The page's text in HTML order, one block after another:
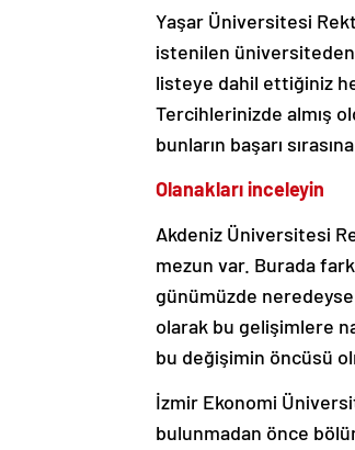
Yaşar Üniversitesi
istenilen üniversiteden
listeye dahil ettiğiniz
Tercihlerinizde almış
bunların başarı
Olanakları inceleyin
Akdeniz Üniversitesi
mezun var. Burada
günümüzde
olarak bu gelişimlere
bu değişimin öncüsü
İzmir Ekonomi
bulunmadan önce